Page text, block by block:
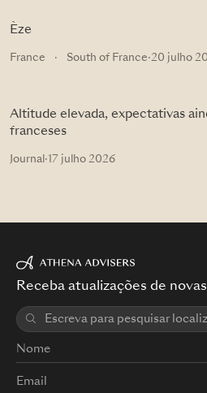
Èze
France · South of France·20 julho
Altitude elevada, expectativas
franceses
Journal ·17 julho 2026
Receba atualizações de